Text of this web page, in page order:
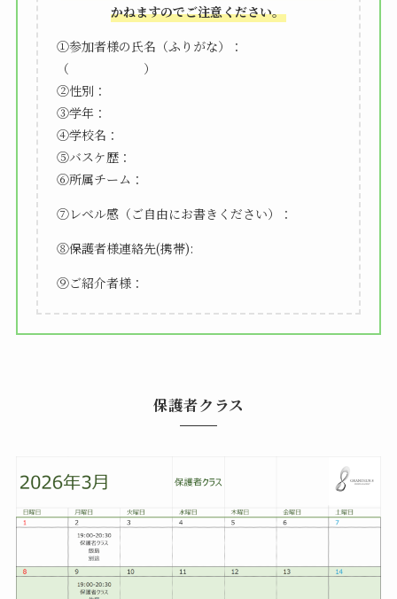
かねますのでご注意ください。
①参加者様の氏名（ふりがな）：
（ ）
②性別：
③学年：
④学校名：
⑤バスケ歴：
⑥所属チーム：
⑦レベル感（ご自由にお書きください）：
⑧保護者様連絡先(携帯):
⑨ご紹介者様：
保護者クラス